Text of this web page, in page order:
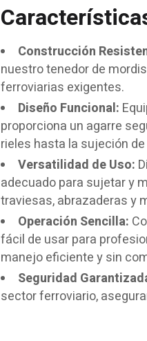
Construcción
nuestro tenedor de
ferroviarias exigentes.
Diseño Funcional:
proporciona un agarre
rieles hasta la sujeción
Versatilidad de Uso:
adecuado para sujetar y
traviesas, abrazaderas y
Operación Sencilla:
fácil de usar para
manejo eficiente y sin
Seguridad
sector ferroviario,